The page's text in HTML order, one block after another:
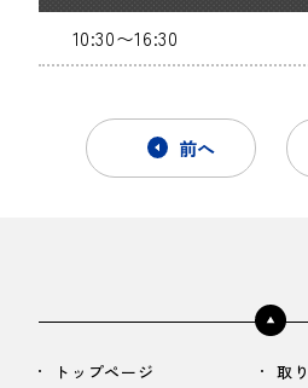
10:30〜16:30
前へ
トップページ
取